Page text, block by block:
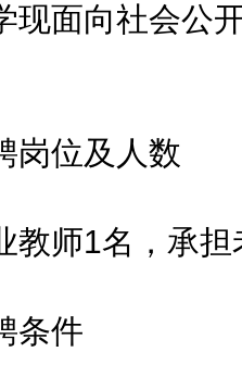
现面向社会公
位及人数
师1名，承担
件